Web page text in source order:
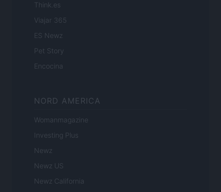
Think.es
Viajar 365
ES Newz
Pet Story
Encocina
NORD AMERICA
Womanmagazine
Investing Plus
Newz
Newz US
Newz California